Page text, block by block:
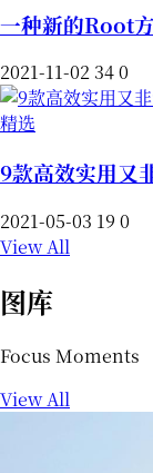
一种新的Root
2021-11-02 340
精选
9款高效实用又
2021-05-03 19 0
View All
图库
Focus Moments
View All